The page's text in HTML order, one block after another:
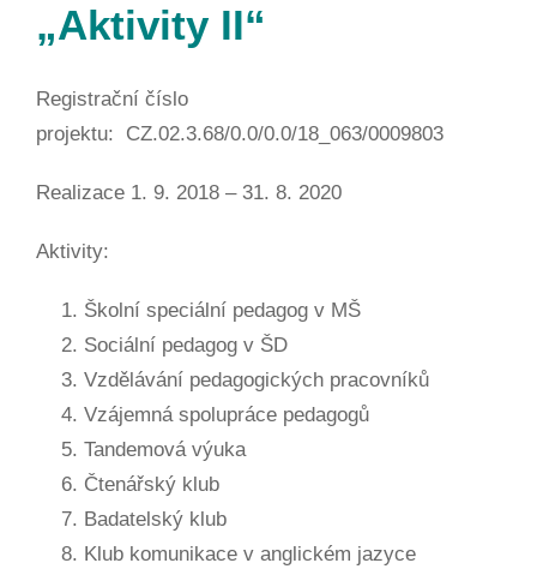
„Aktivity II“
Registrační číslo
projektu: CZ.02.3.68/0.0/0.0/18_063/0009803
Realizace 1. 9. 2018 – 31. 8. 2020
Aktivity:
Školní speciální pedagog v MŠ
Sociální pedagog v ŠD
Vzdělávání pedagogických pracovníků
Vzájemná spolupráce pedagogů
Tandemová výuka
Čtenářský klub
Badatelský klub
Klub komunikace v anglickém jazyce